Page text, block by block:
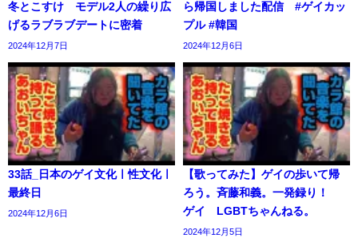
冬とこすけ モデル2人の繰り広
げるラブラブデートに密着
2024年12月7日
ら帰国しました配信 #ゲイカッ
プル #韓国
2024年12月6日
33話_日本のゲイ文化ㅣ性文化ㅣ
最終日
2024年12月6日
【歌ってみた】ゲイの歩いて帰
ろう。斉藤和義。一発録り！
ゲイ LGBTちゃんねる。
2024年12月5日